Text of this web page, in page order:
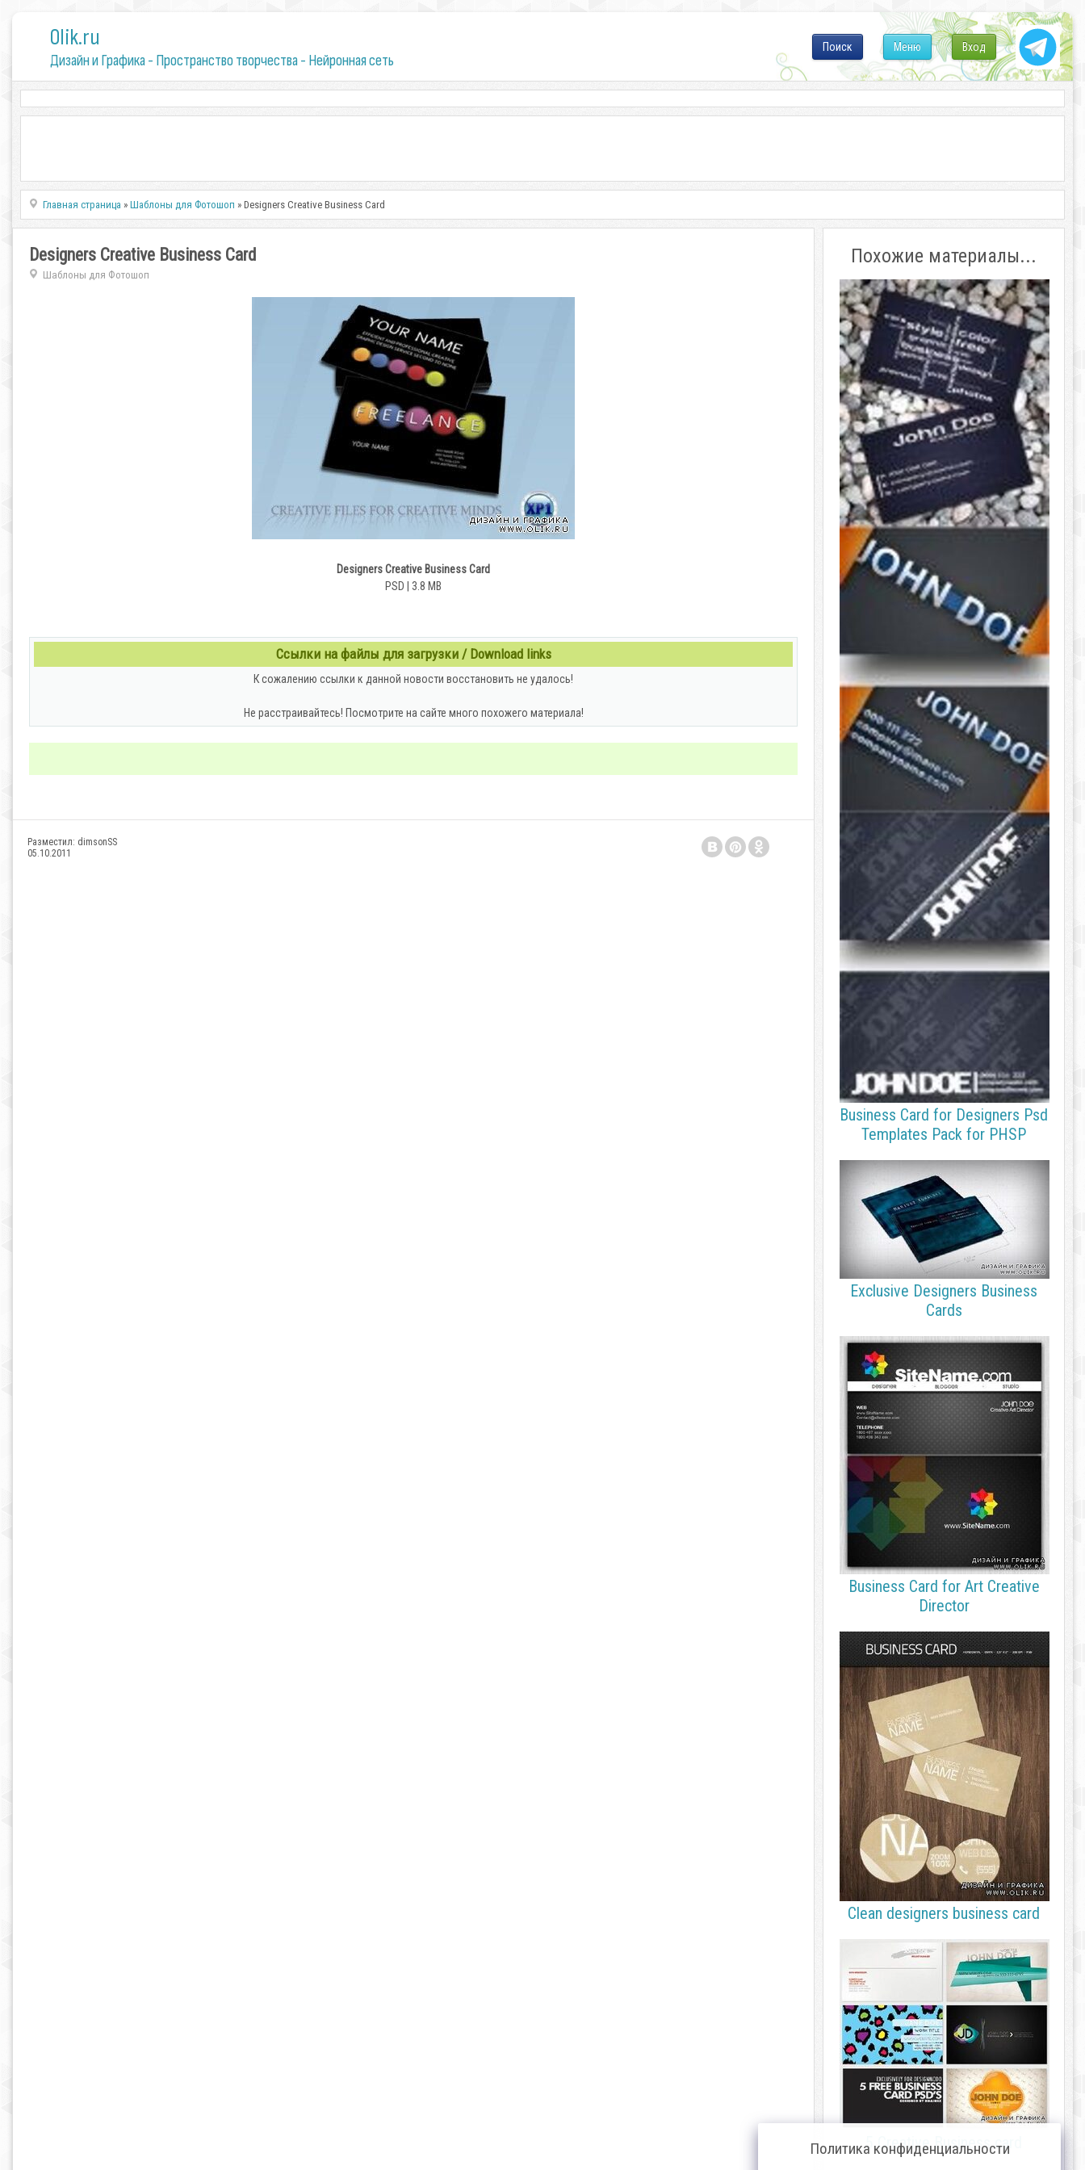
0lik.ru
Дизайн и Графика - Пространство творчества - Нейронная сеть
Вход
Меню
Поиск
Главная страница »Шаблоны для Фотошоп » Designers Creative Business Card
Designers Creative Business Card
Шаблоны для Фотошоп
Designers Creative Business Card
PSD | 3.8 MB
Ссылки на файлы для загрузки / Download links
К сожалению ссылки к данной новости восстановить не удалось!
Не расстраивайтесь! Посмотрите на сайте много похожего материала!
Разместил: dimsonSS
05.10.2011
Похожие материалы...
Business Card for Designers Psd
Templates Pack for PHSP
Exclusive Designers Business
Cards
Business Card for Art Creative
Director
Clean designers business card
5 Creative Business card
Политика конфиденциальности